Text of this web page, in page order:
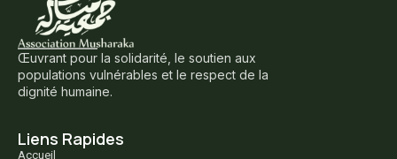
Œuvrant pour la solidarité, le soutien aux
populations vulnérables et le respect de la
dignité humaine.
Liens Rapides
Accueil